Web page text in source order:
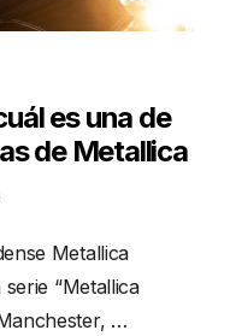
es una de
de Metallica
Metallica
“Metallica
…